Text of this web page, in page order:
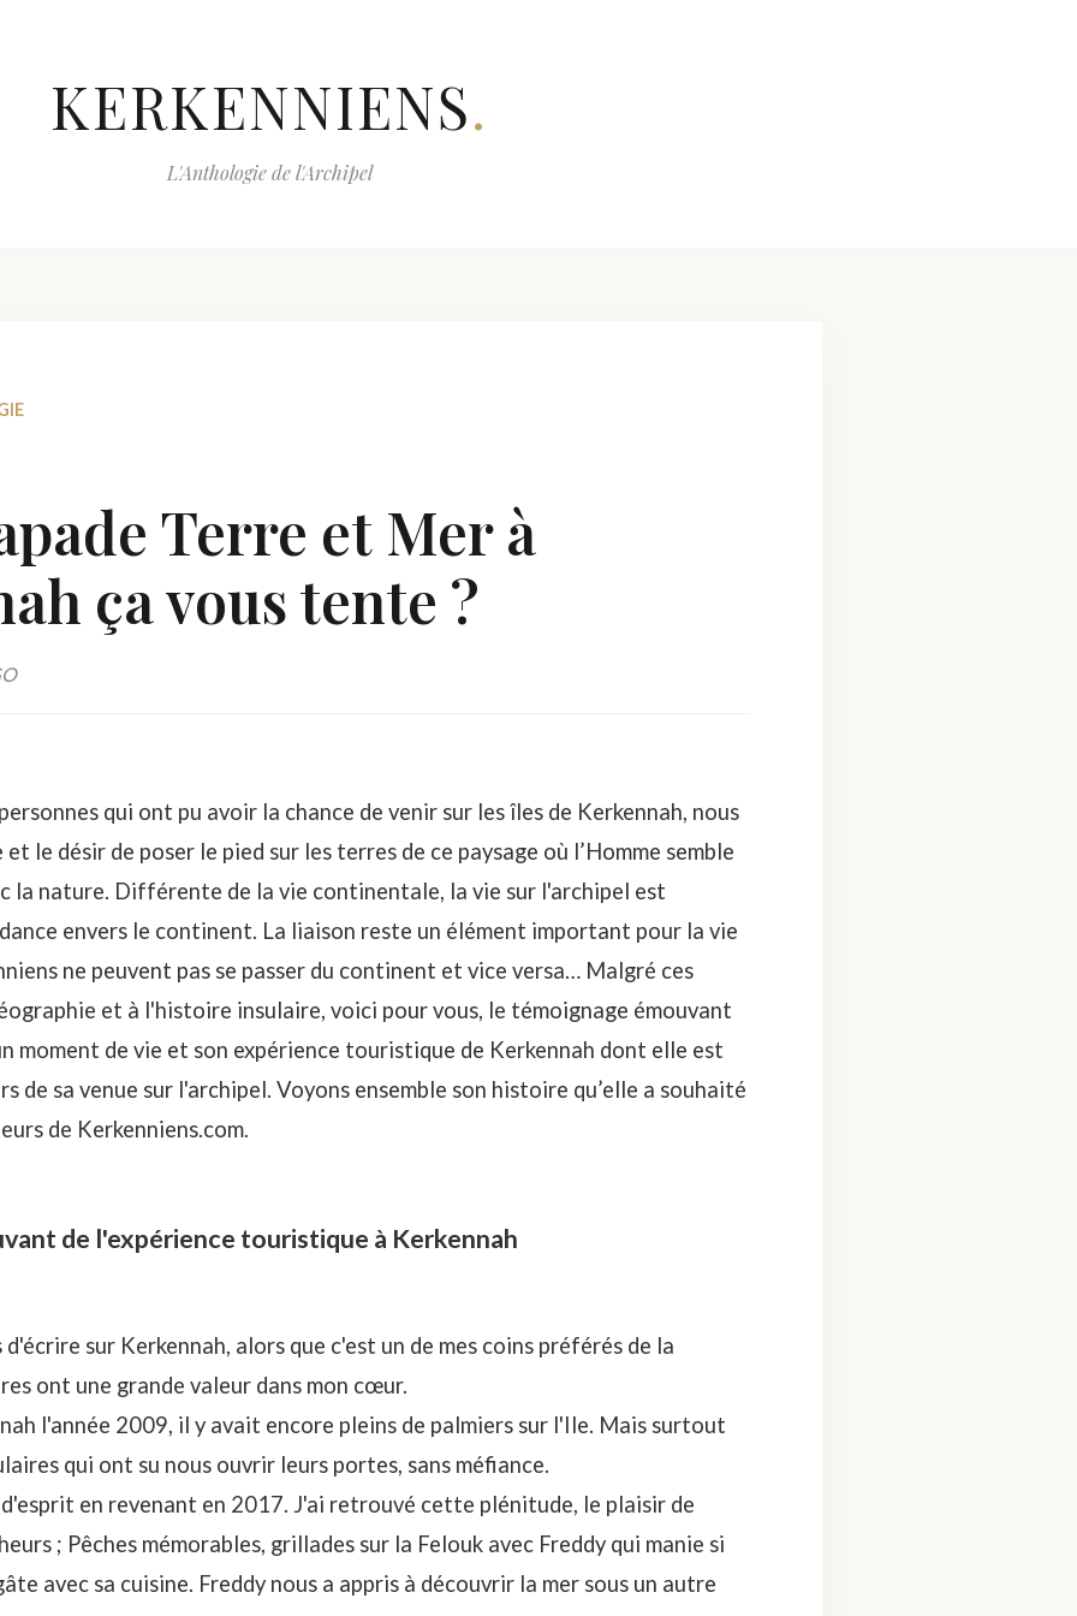
KERKENNIENS.
L'Anthologie de l'Archipel
Terre et Mer à
ça vous tente ?
qui ont pu avoir la chance de venir sur les îles de Kerkennah, nous
le désir de poser le pied sur les terres de ce paysage où l’Homme semble
la nature. Différente de la vie continentale, la vie sur l'archipel est
envers le continent. La liaison reste un élément important pour la vie
ne peuvent pas se passer du continent et vice versa… Malgré ces
et à l'histoire insulaire, voici pour vous, le témoignage émouvant
moment de vie et son expérience touristique de Kerkennah dont elle est
de sa venue sur l'archipel. Voyons ensemble son histoire qu’elle a souhaité
de Kerkenniens.com.
de l'expérience touristique à Kerkennah
d'écrire sur Kerkennah, alors que c'est un de mes coins préférés de la
ont une grande valeur dans mon cœur.
l'année 2009, il y avait encore pleins de palmiers sur l'Ile. Mais surtout
qui ont su nous ouvrir leurs portes, sans méfiance.
en revenant en 2017. J'ai retrouvé cette plénitude, le plaisir de
; Pêches mémorables, grillades sur la Felouk avec Freddy qui manie si
avec sa cuisine. Freddy nous a appris à découvrir la mer sous un autre